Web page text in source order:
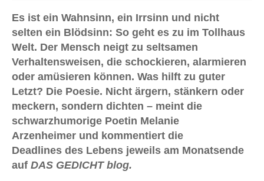
Es ist ein Wahnsinn, ein Irrsinn und nicht
selten ein Blödsinn: So geht es zu im Tollhaus
Welt. Der Mensch neigt zu seltsamen
Verhaltensweisen, die schockieren, alarmieren
oder amüsieren können. Was hilft zu guter
Letzt? Die Poesie. Nicht ärgern, stänkern oder
meckern, sondern dichten – meint die
schwarzhumorige Poetin Melanie
Arzenheimer und kommentiert die
Deadlines des Lebens jeweils am Monatsende
auf DAS GEDICHT blog.